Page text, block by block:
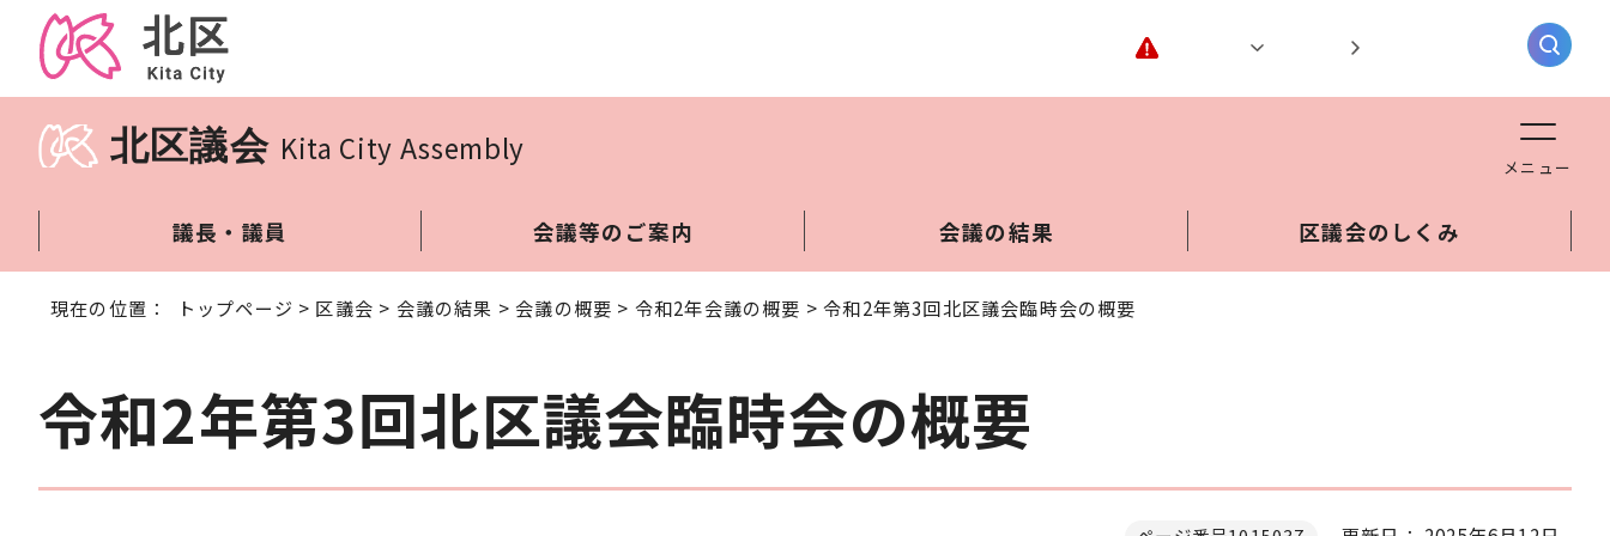
北区議会 Kita City Assembly
メニュー
議長・議員 会議等のご案内 会議の結果 区議会のしくみ
現在の位置： トップページ > 区議会 > 会議の結果 >会議の概要 > 令和2年会議の概要 > 令和2年第3回北区議会臨時会の概要
令和2年第3回北区議会臨時会の概要